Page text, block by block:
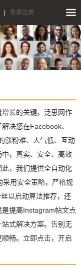
免费注册
长的关键。泛思网作
决您在Facebook、
涨粉难、人气低、互动
，真实、安全、高效
，我们提供全自动化
用安全策略，严格规
以启动算法推荐，还
提高Instagram帖文点
式解决方案。告别无
畅。立即点击，开启